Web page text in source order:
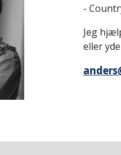
-
Jeg
eller